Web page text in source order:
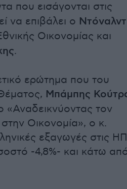
που εισάγονται στις
να επιβάλει ο Ντόναλντ
Οικονομίας και
.
ερώτημα που του
Μπάμπης
«Αναδεικνύοντας τον
Οικονομία», ο κ.
εξαγωγές στις
-4,8%- και κάτω